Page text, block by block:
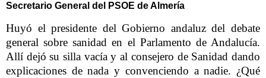
Secretario General del PSOE de Almería
Huyó el presidente del Gobierno andaluz del debate
general sobre sanidad en el Parlamento de Andalucía.
Allí dejó su silla vacía y al consejero de Sanidad dando
explicaciones de nada y convenciendo a nadie. ¿Qué